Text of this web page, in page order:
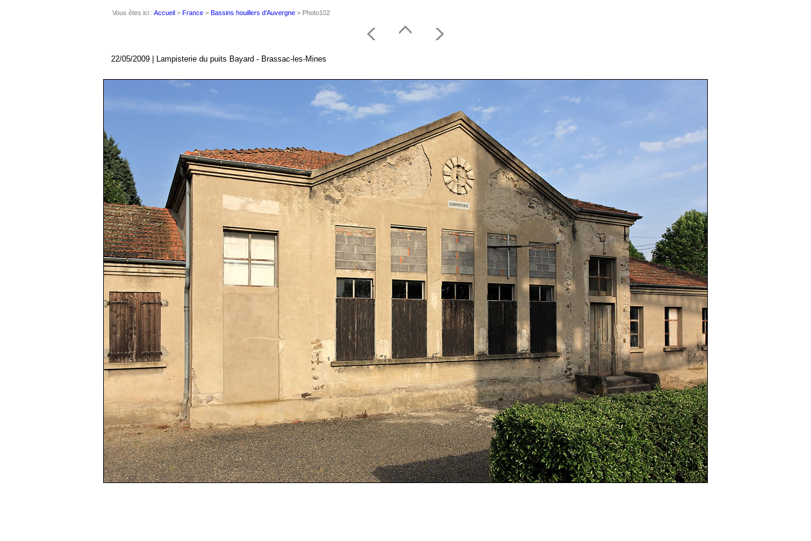
Vous êtes ici : Accueil > France > Bassins houillers d'Auvergne > Photo102
22/05/2009 | Lampisterie du puits Bayard - Brassac-les-Mines